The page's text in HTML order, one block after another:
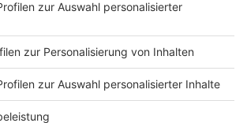
|WhatsApp-Kanal